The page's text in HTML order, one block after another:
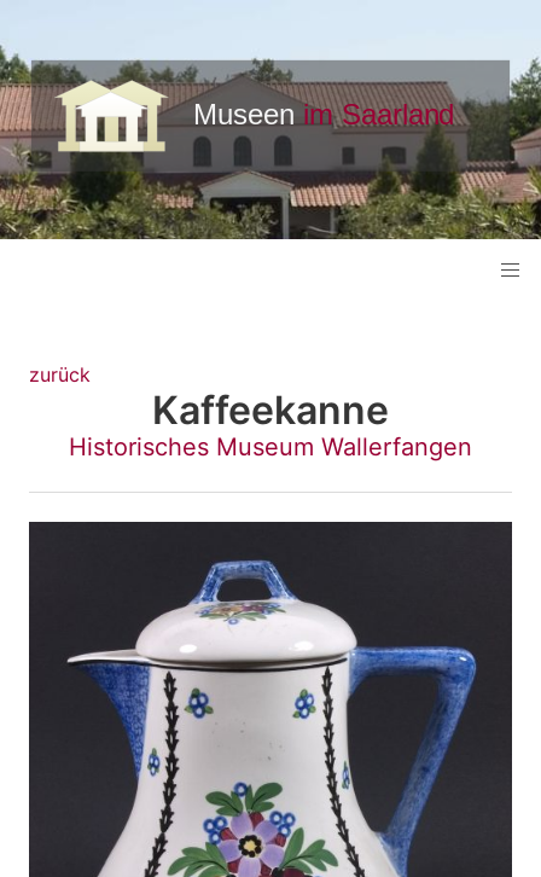
zurück
Kaffeekanne
Historisches Museum Wallerfangen